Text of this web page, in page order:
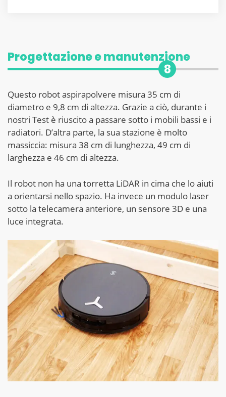
Progettazione e manutenzione
8
Questo robot aspirapolvere misura 35 cm di
diametro e 9,8 cm di altezza. Grazie a ciò, durante i
nostri Test è riuscito a passare sotto i mobili bassi e i
radiatori. D’altra parte, la sua stazione è molto
massiccia: misura 38 cm di lunghezza, 49 cm di
larghezza e 46 cm di altezza.
Il robot non ha una torretta LiDAR in cima che lo aiuti
a orientarsi nello spazio. Ha invece un modulo laser
sotto la telecamera anteriore, un sensore 3D e una
luce integrata.